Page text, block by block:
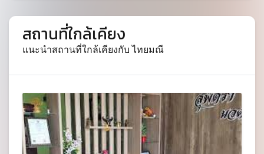
สถานที่ใกล้เคียง
แนะนำสถานที่ใกล้เคียงกับ ไทยมณี